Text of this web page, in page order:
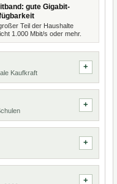
gute Gigabit-
Teil der Haushalte
1.000 Mbit/s oder mehr.
Kaufkraft